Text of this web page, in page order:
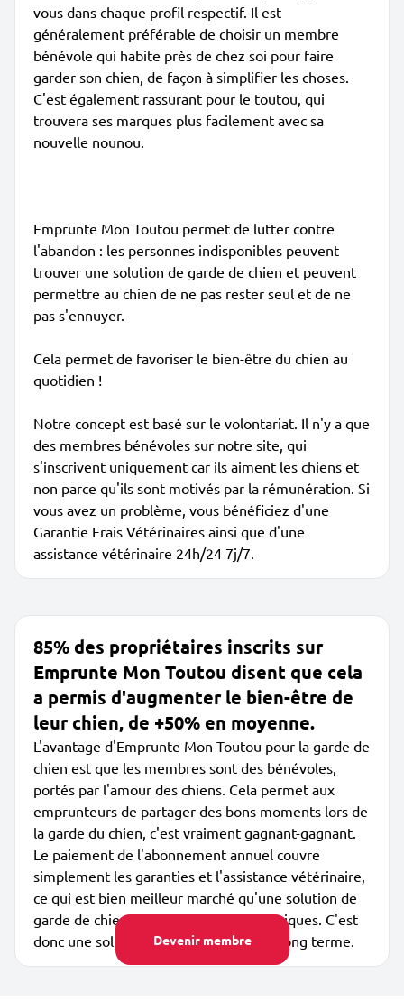
Devenir membre
vous dans chaque profil respectif. Il est
généralement préférable de choisir un membre
bénévole qui habite près de chez soi pour faire
garder son chien, de façon à simplifier les choses.
C'est également rassurant pour le toutou, qui
trouvera ses marques plus facilement avec sa
nouvelle nounou.
Emprunte Mon Toutou permet de lutter contre
l'abandon : les personnes indisponibles peuvent
trouver une solution de garde de chien et peuvent
permettre au chien de ne pas rester seul et de ne
pas s'ennuyer.
Cela permet de favoriser le bien-être du chien au
quotidien !
Notre concept est basé sur le volontariat. Il n'y a que
des membres bénévoles sur notre site, qui
s'inscrivent uniquement car ils aiment les chiens et
non parce qu'ils sont motivés par la rémunération. Si
vous avez un problème, vous bénéficiez d'une
Garantie Frais Vétérinaires ainsi que d'une
assistance vétérinaire 24h/24 7j/7.
85% des propriétaires inscrits sur
Emprunte Mon Toutou disent que cela
a permis d'augmenter le bien-être de
leur chien, de +50% en moyenne.
L'avantage d'Emprunte Mon Toutou pour la garde de
chien est que les membres sont des bénévoles,
portés par l'amour des chiens. Cela permet aux
emprunteurs de partager des bons moments lors de
la garde du chien, c'est vraiment gagnant-gagnant.
Le paiement de l'abonnement annuel couvre
simplement les garanties et l'assistance vétérinaire,
ce qui est bien meilleur marché qu'une solution de
garde de chien par des dog sitters classiques. C'est
donc une solution peu coûteuse sur le long terme.